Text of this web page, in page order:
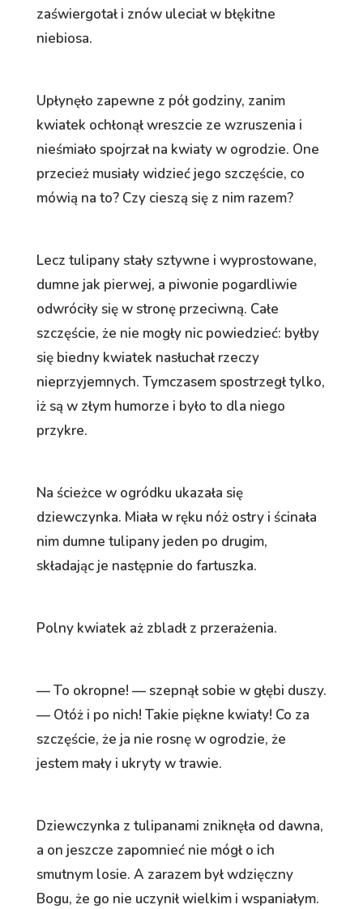
zaświergotał i znów uleciał w błękitne
niebiosa.
Upłynęło zapewne z pół godziny, zanim
kwiatek ochłonął wreszcie ze wzruszenia i
nieśmiało spojrzał na kwiaty w ogrodzie. One
przecież musiały widzieć jego szczęście, co
mówią na to? Czy cieszą się z nim razem?
Lecz tulipany stały sztywne i wyprostowane,
dumne jak pierwej, a piwonie pogardliwie
odwróciły się w stronę przeciwną. Całe
szczęście, że nie mogły nic powiedzieć: byłby
się biedny kwiatek nasłuchał rzeczy
nieprzyjemnych. Tymczasem spostrzegł tylko,
iż są w złym humorze i było to dla niego
przykre.
Na ścieżce w ogródku ukazała się
dziewczynka. Miała w ręku nóż ostry i ścinała
nim dumne tulipany jeden po drugim,
składając je następnie do fartuszka.
Polny kwiatek aż zbladł z przerażenia.
— To okropne! — szepnął sobie w głębi duszy.
— Otóż i po nich! Takie piękne kwiaty! Co za
szczęście, że ja nie rosnę w ogrodzie, że
jestem mały i ukryty w trawie.
Dziewczynka z tulipanami zniknęła od dawna,
a on jeszcze zapomnieć nie mógł o ich
smutnym losie. A zarazem był wdzięczny
Bogu, że go nie uczynił wielkim i wspaniałym.